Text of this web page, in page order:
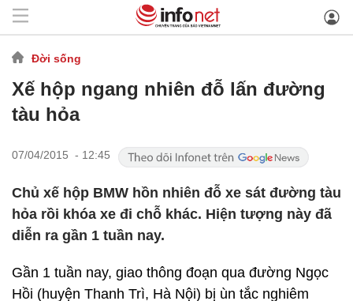
Đời sống
Xế hộp ngang nhiên đỗ lấn đường
tàu hỏa
07/04/2015 - 12:45
Chủ xế hộp BMW hồn nhiên đỗ xe sát đường tàu
hỏa rồi khóa xe đi chỗ khác. Hiện tượng này đã
diễn ra gần 1 tuần nay.
Gần 1 tuần nay, giao thông đoạn qua đường Ngọc
Hồi (huyện Thanh Trì, Hà Nội) bị ùn tắc nghiêm